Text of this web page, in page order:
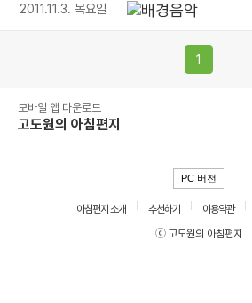
2011.11.3. 목요일
1
모바일 앱 다운로드
고도원의 아침편지
PC 버전
아침편지 소개 추천하기 이용약관
ⓒ 고도원의 아침편지